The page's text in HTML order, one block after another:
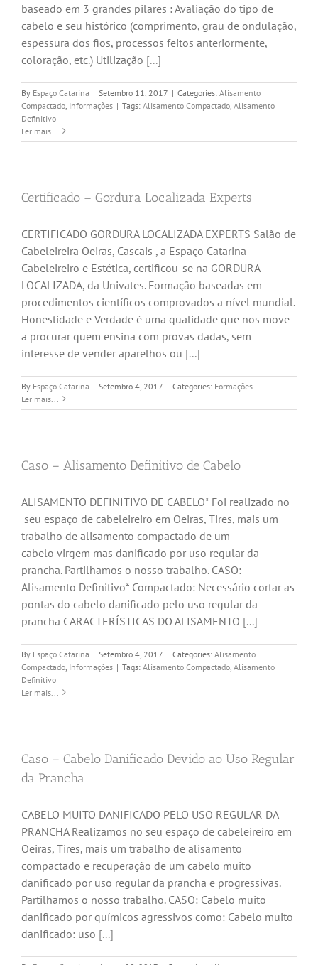
baseado em 3 grandes pilares : Avaliação do tipo de
cabelo e seu histórico (comprimento, grau de ondulação,
espessura dos fios, processos feitos anteriormente,
coloração, etc.) Utilização [...]
By Espaço Catarina | Setembro 11, 2017 | Categories: Alisamento
Compactado Informações | Tags: Alisamento Compactado Alisamento
Definitivo
Ler mais...
Certificado – Gordura Localizada Experts
CERTIFICADO GORDURA LOCALIZADA EXPERTS Salão de
Cabeleireira Oeiras, Cascais , a Espaço Catarina -
Cabeleireiro e Estética, certificou-se na GORDURA
LOCALIZADA, da Univates. Formação baseadas em
procedimentos científicos comprovados a nível mundial.
Honestidade e Verdade é uma qualidade que nos move
a procurar quem ensina com provas dadas, sem
interesse de vender aparelhos ou [...]
By Espaço Catarina | Setembro 4, 2017 | Categories: Formações
Ler mais...
Caso – Alisamento Definitivo de Cabelo
ALISAMENTO DEFINITIVO DE CABELO* Foi realizado no
seu espaço de cabeleireiro em Oeiras, Tires, mais um
trabalho de alisamento compactado de um
cabelo virgem mas danificado por uso regular da
prancha. Partilhamos o nosso trabalho. CASO:
Alisamento Definitivo* Compactado: Necessário cortar as
pontas do cabelo danificado pelo uso regular da
prancha CARACTERÍSTICAS DO ALISAMENTO [...]
By Espaço Catarina | Setembro 4, 2017 | Categories: Alisamento
Compactado Informações | Tags: Alisamento Compactado Alisamento
Definitivo
Ler mais...
Caso – Cabelo Danificado Devido ao Uso Regular
da Prancha
CABELO MUITO DANIFICADO PELO USO REGULAR DA
PRANCHA Realizamos no seu espaço de cabeleireiro em
Oeiras, Tires, mais um trabalho de alisamento
compactado e recuperação de um cabelo muito
danificado por uso regular da prancha e progressivas.
Partilhamos o nosso trabalho. CASO: Cabelo muito
danificado por químicos agressivos como: Cabelo muito
danificado: uso [...]